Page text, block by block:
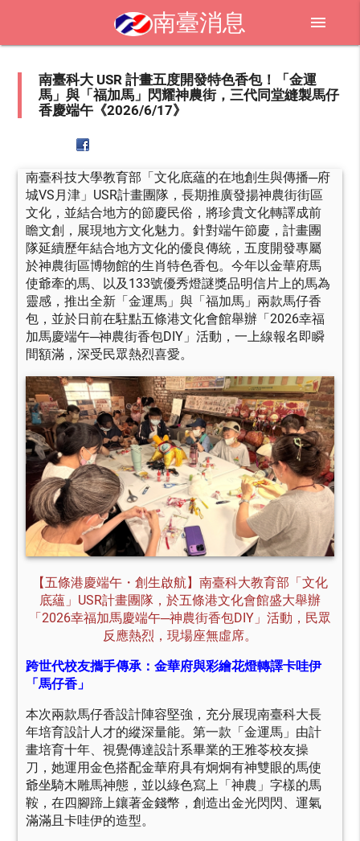
南臺消息 menu
南臺科大 USR 計畫五度開發特色香包！「金運
馬」與「福加馬」閃耀神農街，三代同堂縫製馬仔
香慶端午《2026/6/17》
南臺科技大學教育部「文化底蘊的在地創生與傳播─府
城VS月津」USR計畫團隊，長期推廣發揚神農街街區
文化，並結合地方的節慶民俗，將珍貴文化轉譯成前
瞻文創，展現地方文化魅力。針對端午節慶，計畫團
隊延續歷年結合地方文化的優良傳統，五度開發專屬
於神農街區博物館的生肖特色香包。今年以金華府馬
使爺牽的馬、以及133號優秀燈謎獎品明信片上的馬為
靈感，推出全新「金運馬」與「福加馬」兩款馬仔香
包，並於日前在駐點五條港文化會館舉辦「2026幸福
加馬慶端午─神農街香包DIY」活動，一上線報名即瞬
間額滿，深受民眾熱烈喜愛。
【五條港慶端午・創生啟航】南臺科大教育部「文化
底蘊」USR計畫團隊，於五條港文化會館盛大舉辦
「2026幸福加馬慶端午─神農街香包DIY」活動，民眾
反應熱烈，現場座無虛席。
跨世代校友攜手傳承：金華府與彩繪花燈轉譯卡哇伊
「馬仔香」
本次兩款馬仔香設計陣容堅強，充分展現南臺科大長
年培育設計人才的縱深量能。第一款「金運馬」由計
畫培育十年、視覺傳達設計系畢業的王雅苓校友操
刀，她運用金色搭配金華府具有炯炯有神雙眼的馬使
爺坐騎木雕馬神態，並以綠色寫上「神農」字樣的馬
鞍，在四腳蹄上鑲著金錢幣，創造出金光閃閃、運氣
滿滿且卡哇伊的造型。